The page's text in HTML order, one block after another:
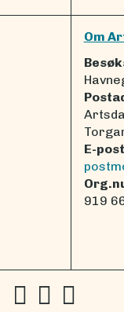
Om
E-post
919